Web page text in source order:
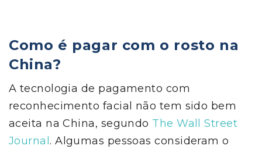
Como é pagar com o rosto na
China?
A tecnologia de pagamento com
reconhecimento facial não tem sido bem
aceita na China, segundo The Wall Street
Journal. Algumas pessoas consideram o